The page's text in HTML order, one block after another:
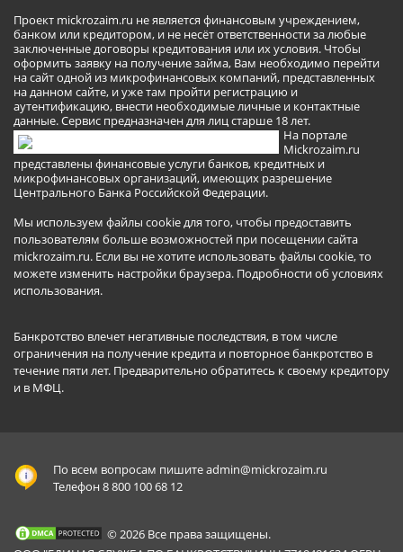
Проект mickrozaim.ru не является финансовым учреждением,
банком или кредитором, и не несёт ответственности за любые
заключенные договоры кредитования или их условия. Чтобы
оформить заявку на получение займа, Вам необходимо перейти
на сайт одной из микрофинансовых компаний, представленных
на данном сайте, и уже там пройти регистрацию и
аутентификацию, внести необходимые личные и контактные
данные. Сервис предназначен для лиц старше 18 лет.
На портале
Mickrozaim.ru
представлены финансовые услуги банков, кредитных и
микрофинансовых организаций, имеющих разрешение
Центрального Банка Российской Федерации.
Мы используем файлы cookie для того, чтобы предоставить
пользователям больше возможностей при посещении сайта
mickrozaim.ru. Если вы не хотите использовать файлы cookie, то
можете изменить настройки браузера. Подробности об условиях
использования.
Банкротство влечет негативные последствия, в том числе
ограничения на получение кредита и повторное банкротство в
течение пяти лет. Предварительно обратитесь к своему кредитору
и в МФЦ.
По всем вопросам пишитеadmin@mickrozaim.ru
Телефон 8 800 100 68 12
© 2026 Все права защищены.